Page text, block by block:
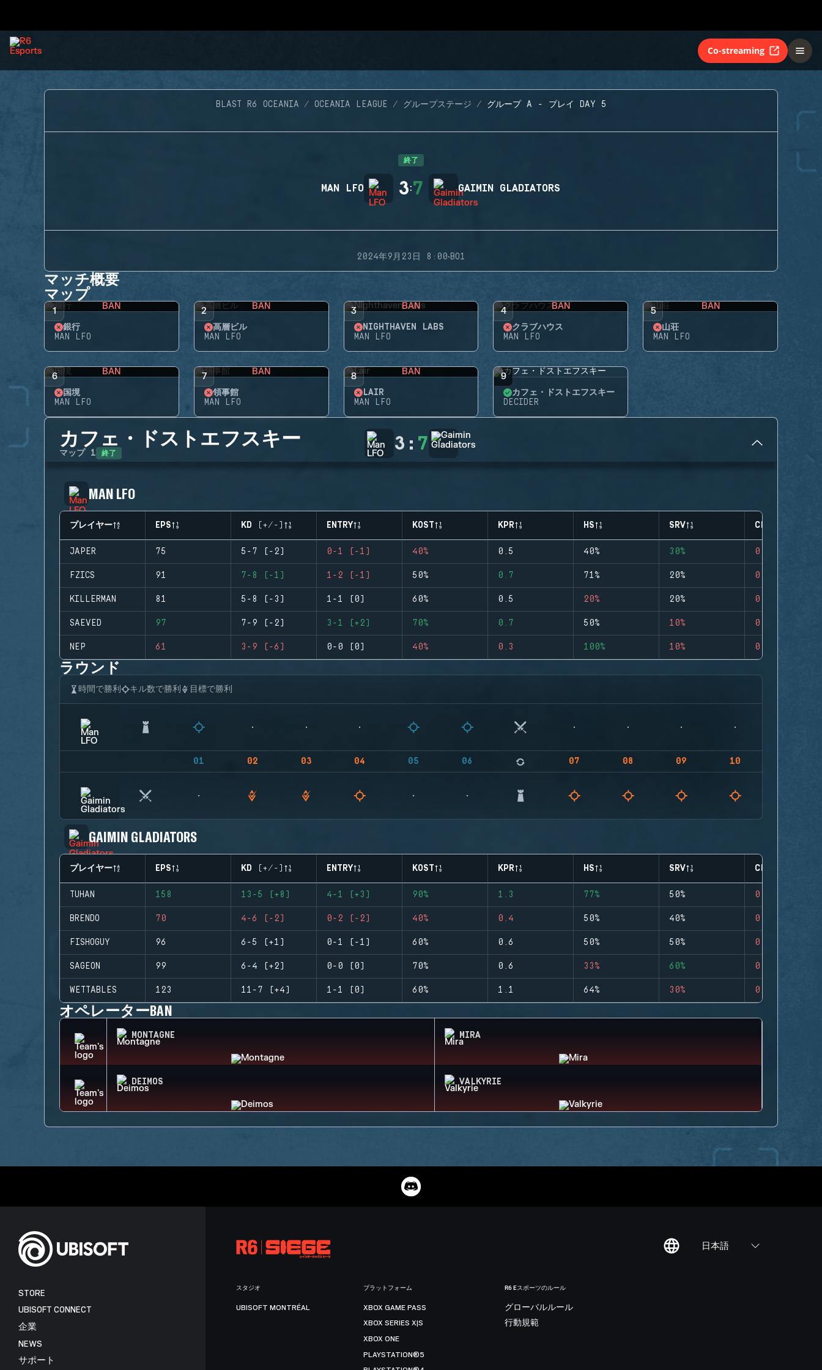
Co-streaming
BLAST R6 OCEANIA OCEANIA LEAGUE グループステージ グループ A - プレイ DAY 5
終了
MAN LFO 3:7 GAIMIN GLADIATORS
2024年9月23日 8:00·BO1
マッチ概要
マップ
1 BAN
銀行
MAN LFO
2 BAN
高層ビル
MAN LFO
3 BAN
NIGHTHAVEN LABS
MAN LFO
4 BAN
クラブハウス
MAN LFO
5 BAN
山荘
MAN LFO
6 BAN
国境
MAN LFO
7 BAN
領事館
MAN LFO
8 BAN
LAIR
MAN LFO
9
カフェ・ドストエフスキー
DECIDER
カフェ・ドストエフスキー
マップ 1 終了 3 : 7
MAN LFO
プレイヤー EPS KD (+/-) ENTRY KOST KPR HS SRV CLUTCHES
JAPER 75 5-7 (-2) 0-1 (-1) 40% 0.5 40% 30% 0
FZICS 91 7-8 (-1) 1-2 (-1) 50% 0.7 71% 20% 0
KILLERMAN 81 5-8 (-3) 1-1 (0) 60% 0.5 20% 20% 0
SAEVED 97 7-9 (-2) 3-1 (+2) 70% 0.7 50% 10% 0
NEP 61 3-9 (-6) 0-0 (0) 40% 0.3 100% 10% 0
ラウンド
時間で勝利 キル数で勝利 目標で勝利
01 02 03 04 05 06 07 08 09 10
GAIMIN GLADIATORS
プレイヤー EPS KD (+/-) ENTRY KOST KPR HS SRV CLUTCHES
TUHAN 158 13-5 (+8) 4-1 (+3) 90% 1.3 77% 50% 0
BRENDO 70 4-6 (-2) 0-2 (-2) 40% 0.4 50% 40% 0
FISHOGUY 96 6-5 (+1) 0-1 (-1) 60% 0.6 50% 50% 0
SAGEON 99 6-4 (+2) 0-0 (0) 70% 0.6 33% 60% 0
WETTABLES 123 11-7 (+4) 1-1 (0) 60% 1.1 64% 30% 0
オペレーターBAN
MONTAGNE MIRA
DEIMOS VALKYRIE
日本語
STORE
UBISOFT CONNECT
企業
NEWS
サポート
スタジオ
UBISOFT MONTRÉAL
プラットフォーム
XBOX GAME PASS
XBOX SERIES X|S
XBOX ONE
PLAYSTATION®5
R6 Eスポーツのルール
グローバルルール
行動規範